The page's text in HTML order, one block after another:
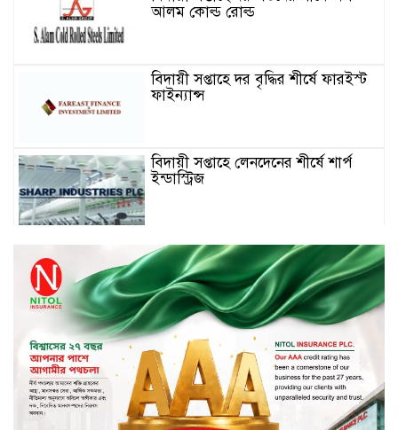
আলম কোল্ড রোল্ড
বিদায়ী সপ্তাহে দর বৃদ্ধির শীর্ষে ফারইস্ট
ফাইন্যান্স
বিদায়ী সপ্তাহে লেনদেনের শীর্ষে শার্প
ইন্ডাস্ট্রিজ
চুয়াডাঙ্গায় বিএআরআই’র কৃষি গবেষণা
কেন্দ্র, মেহেরপুর এর আঞ্চলিক রিভিউ
কর্মশালা/২০২৫-২৬ অনুষ্ঠিত
মুসলিম নিকাহ রেজিস্ট্রার কল্যাণ
পরিষদের সম্মেলন অনুষ্ঠিত
দীর্ঘস্থায়ী ৭,৫০০ এমএএইচ ব্যাটারি